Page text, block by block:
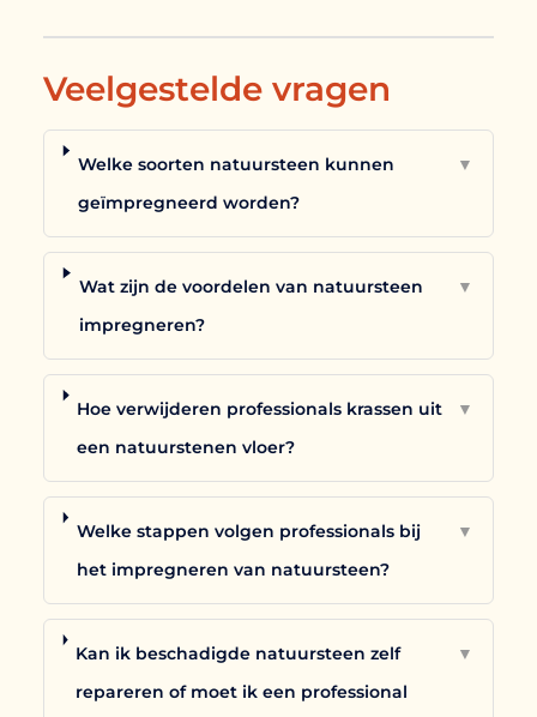
Veelgestelde vragen
Welke soorten natuursteen kunnen
geïmpregneerd worden?
▼
Wat zijn de voordelen van natuursteen
impregneren?
▼
Hoe verwijderen professionals krassen uit
een natuurstenen vloer?
▼
Welke stappen volgen professionals bij
het impregneren van natuursteen?
▼
Kan ik beschadigde natuursteen zelf
repareren of moet ik een professional
▼